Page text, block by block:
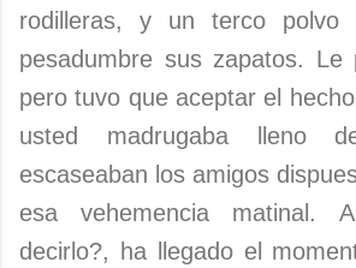
rodilleras, y un terco polvo
pesadumbre sus zapatos. Le
pero tuvo que aceptar el
usted madrugaba lleno
escaseaban los amigos
esa vehemencia matinal.
decirlo?, ha llegado el